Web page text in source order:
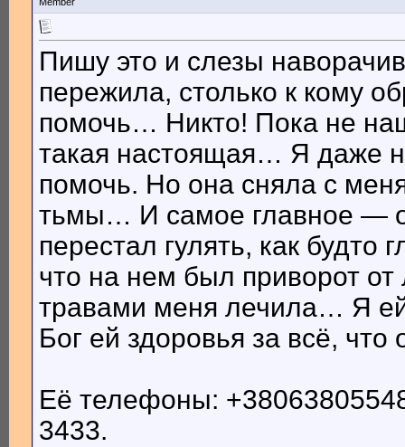
Пишу это и слезы
пережила, столько к кому
помочь… Никто! Пока не
такая настоящая… Я даже
помочь. Но она сняла с
тьмы… И самое главное —
перестал гулять, как будто
что на нем был приворот
травами меня лечила… Я
Бог ей здоровья за всё,
Её телефоны:
3433.